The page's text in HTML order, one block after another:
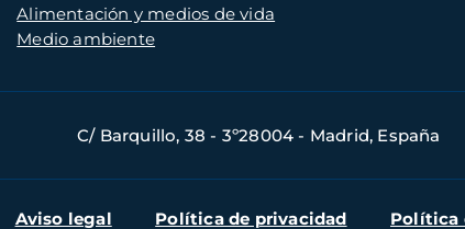
Alimentación y medios de vida
Medio ambiente
C/ Barquillo, 38 - 3º28004 - Madrid, España
Aviso legal Política de privacidad Política